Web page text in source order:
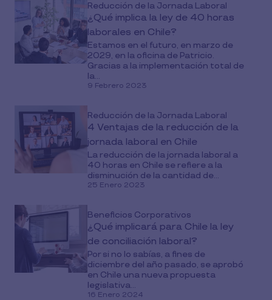
Reducción de la Jornada Laboral
¿Qué implica la ley de 40 horas
laborales en Chile?
Estamos en el futuro, en marzo de
2029, en la oficina de Patricio.
Gracias a la implementación total de
la...
9 Febrero 2023
Reducción de la Jornada Laboral
4 Ventajas de la reducción de la
jornada laboral en Chile
La reducción de la jornada laboral a
40 horas en Chile se refiere a la
disminución de la cantidad de...
25 Enero 2023
Beneficios Corporativos
¿Qué implicará para Chile la ley
de conciliación laboral?
Por si no lo sabías, a fines de
diciembre del año pasado, se aprobó
en Chile una nueva propuesta
legislativa...
16 Enero 2024